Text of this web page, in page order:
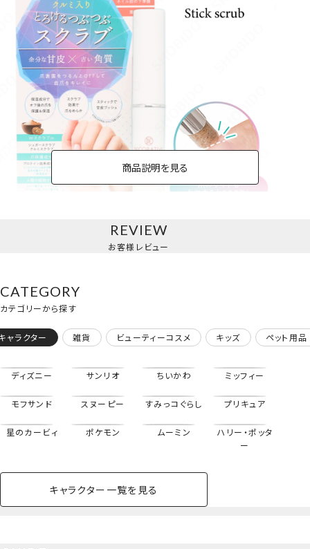
商品説明を見る
REVIEW
お客様レビュー
CATEGORY
カテゴリーから探す
ャラクター 雑貨 ビューティーコスメ キッズ ペット用品
ディズニー サンリオ ちいかわ ミッフィー
モフサンド スヌーピー すみっコぐらし プリキュア
星のカービィ ポケモン ムーミン
ハリー・ポッタ
ー
キャラクター一覧を見る